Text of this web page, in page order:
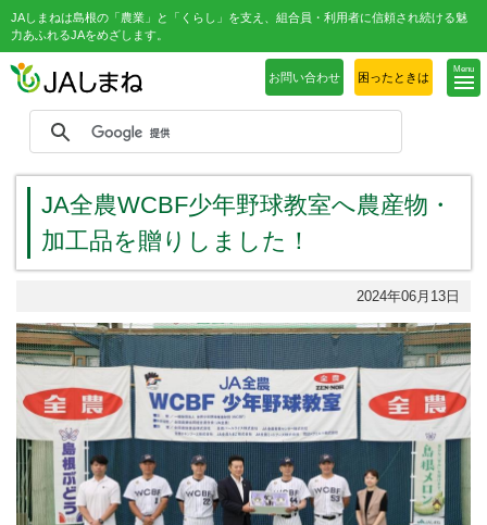
JAしまねは島根の「農業」と「くらし」を支え、組合員・利用者に信頼され続ける魅
力あふれるJAをめざします。
Menu
お問い合わせ 困ったときは
JA全農WCBF少年野球教室へ農産物・
加工品を贈りしました！
2024年06月13日